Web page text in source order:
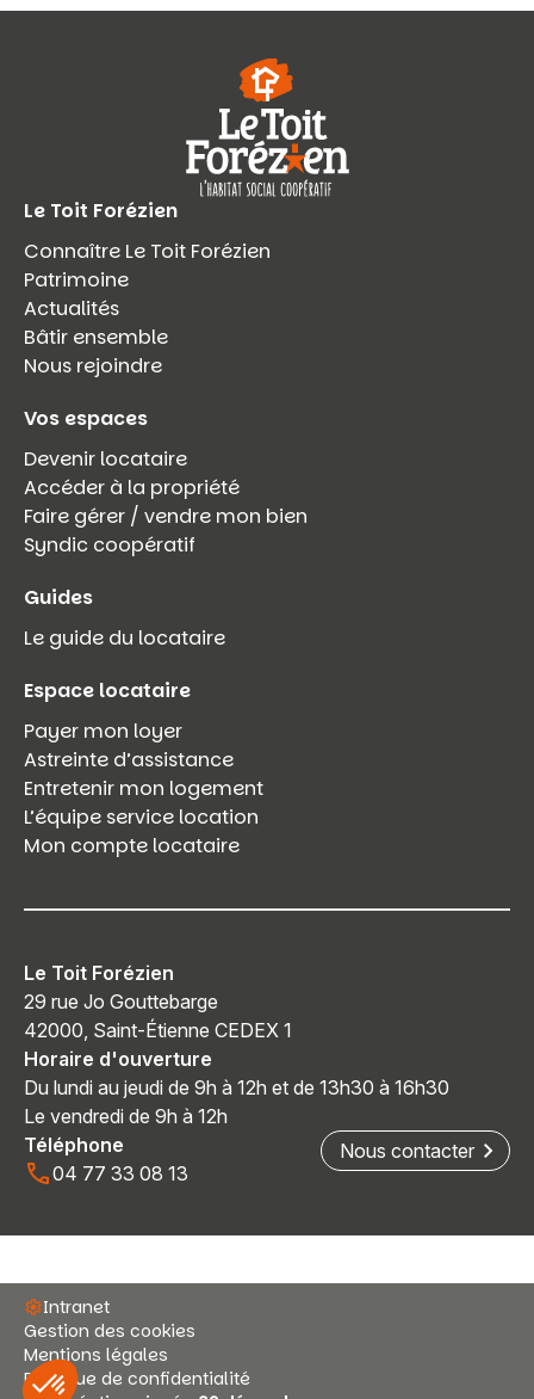
Le Toit Forézien
Connaître Le Toit Forézien
Patrimoine
Actualités
Bâtir ensemble
Nous rejoindre
Vos espaces
Devenir locataire
Accéder à la propriété
Faire gérer / vendre mon bien
Syndic coopératif
Guides
Le guide du locataire
Espace locataire
Payer mon loyer
Astreinte d’assistance
Entretenir mon logement
L’équipe service location
Mon compte locataire
Le Toit Forézien
29 rue Jo Gouttebarge
42000, Saint-Étienne CEDEX 1
Horaire d'ouverture
Du lundi au jeudi de 9h à 12h et de 13h30 à 16h30
Le vendredi de 9h à 12h
Téléphone
04 77 33 08 13
Nous contacter
Intranet
Gestion des cookies
Mentions légales
Politique de confidentialité